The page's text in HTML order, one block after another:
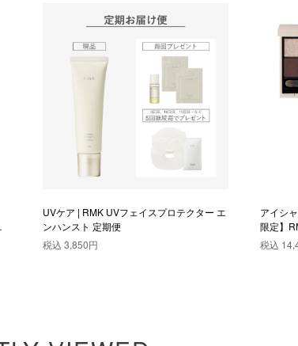
UVケア | RMK UVフェイスプロテクター エ
ンハンスト 定期便
税込 3,850円
アイシ
限定】
ドウパ
税込